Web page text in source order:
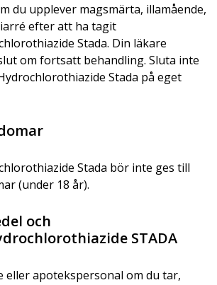
du upplever magsmärta, illamående,
efter att ha tagit
Stada. Din läkare
om fortsatt behandling. Sluta inte
Stada på eget
Stada bör inte ges till
(under 18 år).
och
STADA
eller apotekspersonal om du tar,